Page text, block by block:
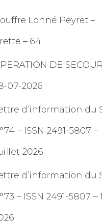
Lonné Peyret –
– 64
DE
07-2026
d’information du
– ISSN 2491-5807 –
2026
d’information du
– ISSN 2491-5807 –